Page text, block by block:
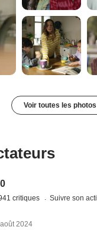
Voir toutes les
critiques Suivre son
2024